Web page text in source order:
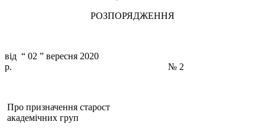
РОЗПОРЯДЖЕННЯ
від “ 02 ” вересня 2020
р. № 2
Про призначення старост
академічних груп